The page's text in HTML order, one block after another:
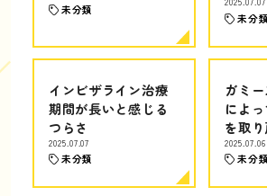
未分類
未分類
インビザライン治療
期間が長いと感じる
つらさ
2025.07.07
未分類
ガミ
によ
を取
2025.07.06
未分類